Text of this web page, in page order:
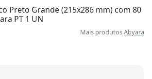
Preto Grande (215x286 mm) com 80
PT 1 UN
Mais produtosAbyara